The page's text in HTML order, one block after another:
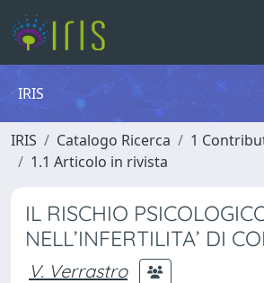
IRIS
IRIS Catalogo Ricerca
1
1.1 Articolo in rivista
IL RISCHIO
NELL’INFERTILITA’ DI
V. Verrastro